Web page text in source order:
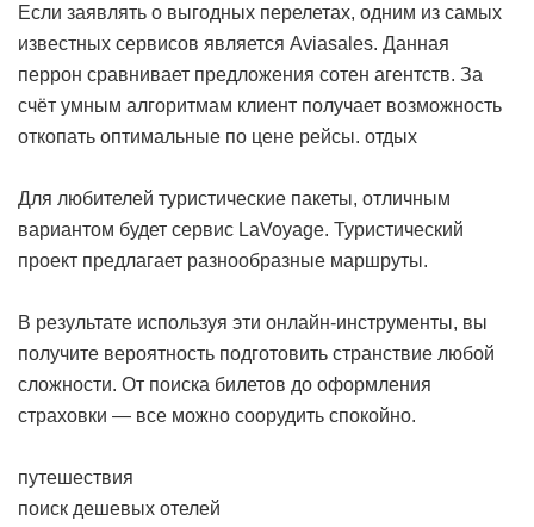
Если заявлять о выгодных перелетах, одним из самых
известных сервисов является Aviasales. Данная
перрон сравнивает предложения сотен агентств. За
счёт умным алгоритмам клиент получает возможность
откопать оптимальные по цене рейсы. отдых
Для любителей туристические пакеты, отличным
вариантом будет сервис LaVoyage. Туристический
проект предлагает разнообразные маршруты.
В результате используя эти онлайн-инструменты, вы
получите вероятность подготовить странствие любой
сложности. От поиска билетов до оформления
страховки — все можно соорудить спокойно.
путешествия
поиск дешевых отелей